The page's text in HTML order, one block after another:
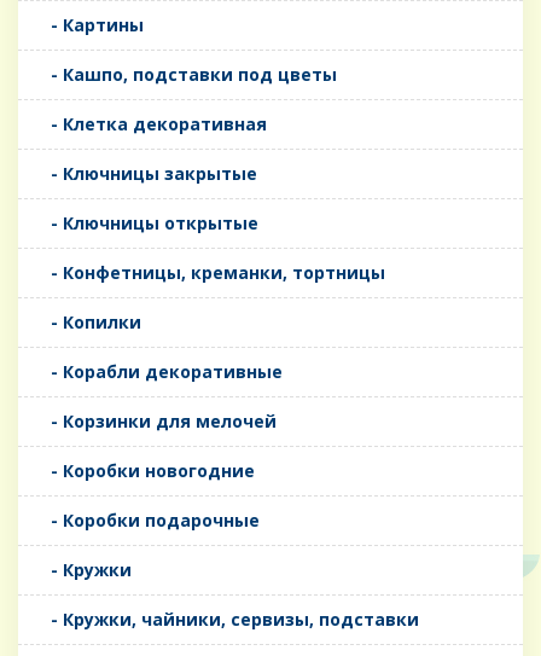
- Картины
- Кашпо, подставки под цветы
- Клетка декоративная
- Ключницы закрытые
- Ключницы открытые
- Конфетницы, креманки, тортницы
- Копилки
- Корабли декоративные
- Корзинки для мелочей
- Коробки новогодние
- Коробки подарочные
- Кружки
- Кружки, чайники, сервизы, подставки